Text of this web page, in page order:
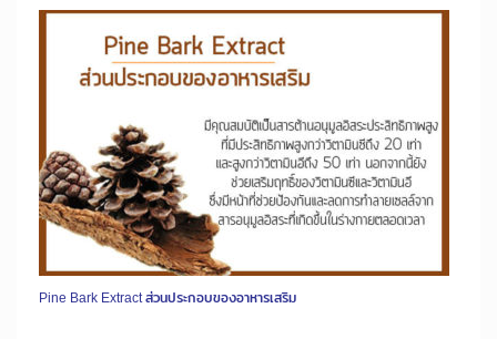
Pine Bark Extract ส่วนประกอบของอาหารเสริม